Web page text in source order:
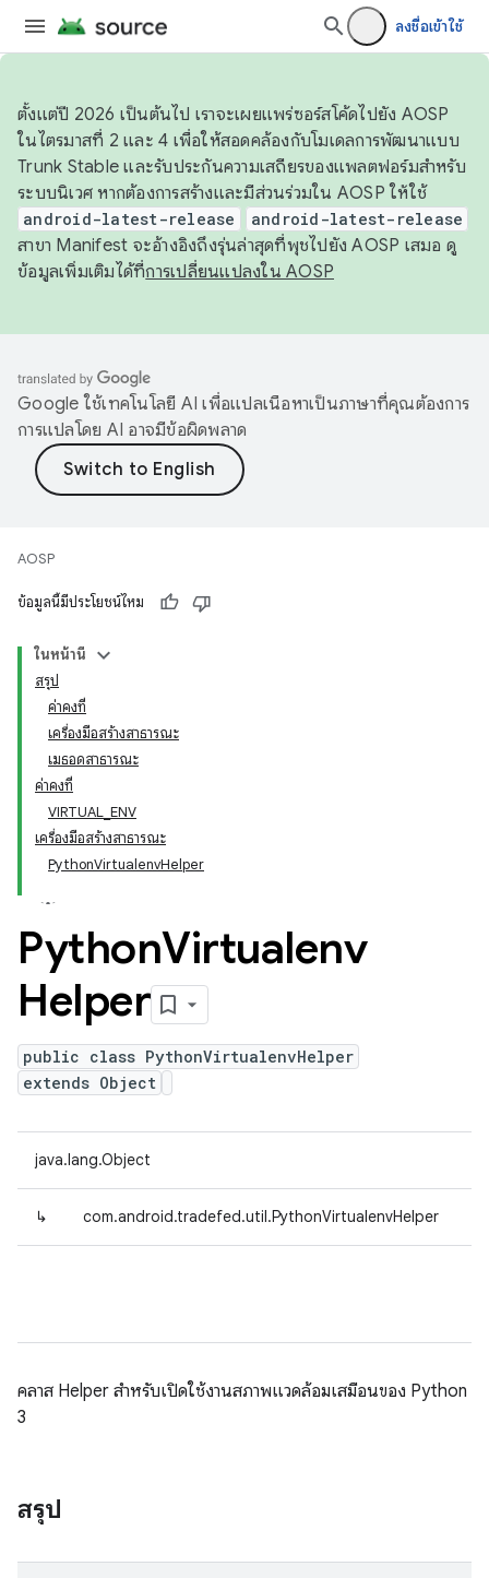
ลงชื่อเข้าใช้
ตั้งแต่ปี 2026 เป็นต้นไป เราจะเผยแพร่ซอร์สโค้ดไปยัง AOSP
ในไตรมาสที่ 2 และ 4 เพื่อให้สอดคล้องกับโมเดลการพัฒนาแบบ
Trunk Stable และรับประกันความเสถียรของแพลตฟอร์มสำหรับ
ระบบนิเวศ หากต้องการสร้างและมีส่วนร่วมใน AOSP ให้ใช้
android-latest-release android-latest-release
สาขา Manifest จะอ้างอิงถึงรุ่นล่าสุดที่พุชไปยัง AOSP เสมอ ดู
ข้อมูลเพิ่มเติมได้ที่การเปลี่ยนแปลงใน AOSP
Google ใช้เทคโนโลยี AI เพื่อแปลเนื้อหาเป็นภาษาที่คุณต้องการ
การแปลโดย AI อาจมีข้อผิดพลาด
AOSP
ข้อมูลนี้มีประโยชน์ไหม
ในหน้านี้
สรุป
ค่าคงที่
เครื่องมือสร้างสาธารณะ
เมธอดสาธารณะ
ค่าคงที่
VIRTUAL_ENV
เครื่องมือสร้างสาธารณะ
PythonVirtualenvHelper
PythonVirtualenv
Helper
public class PythonVirtualenvHelper
extends Object
java.lang.Object
↳ com.android.tradefed.util.PythonVirtualenvHelper
คลาส Helper สำหรับเปิดใช้งานสภาพแวดล้อมเสมือนของ Python
3
สรุป